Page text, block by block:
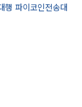
파이코인전송대